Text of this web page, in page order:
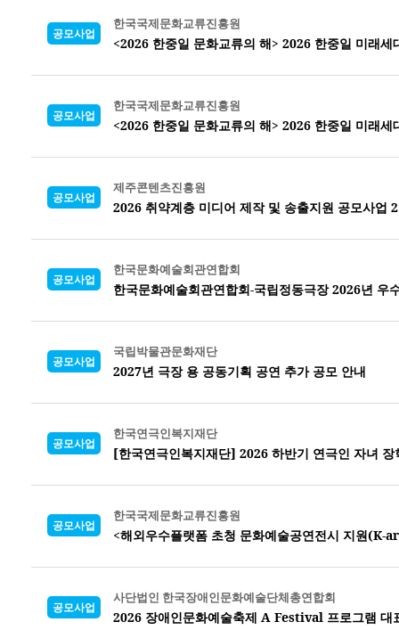
공모사업
한국국제문화교류진흥원
<2026 한중일 문화교류의 해> 2026 한중일 미래
공모사업
한국국제문화교류진흥원
<2026 한중일 문화교류의 해> 2026 한중일 미래
공모사업
제주콘텐츠진흥원
2026 취약계층 미디어 제작 및 송출지원 공모사업
공모사업
한국문화예술회관연합회
한국문화예술회관연합회-국립정동극장 2026년
공모사업
국립박물관문화재단
2027년 극장 용 공동기획 공연 추가 공모 안내
공모사업
한국연극인복지재단
[한국연극인복지재단] 2026 하반기 연극인 자녀 장
공모사업
한국국제문화교류진흥원
<해외우수플랫폼 초청 문화예술공연전시 지원
공모사업
사단법인 한국장애인문화예술단체총연합회
2026 장애인문화예술축제 A Festival 프로그램 대